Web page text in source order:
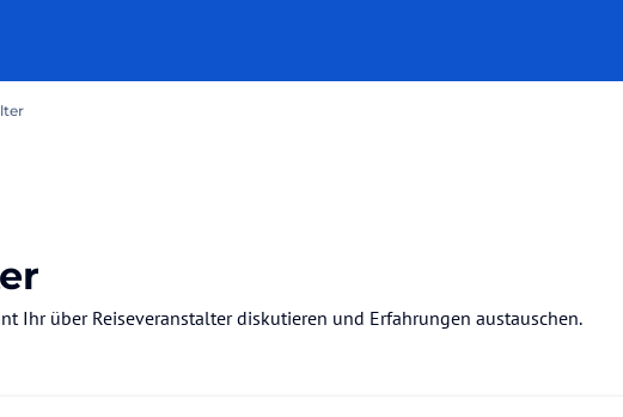
Ihr über Reiseveranstalter diskutieren und Erfahrungen austauschen.